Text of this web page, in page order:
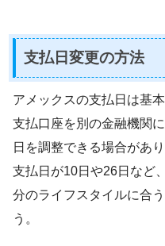
支払日変更の方法
アメックスの支払日は基
支払口座を別の金融機関
日を調整できる場合があ
支払日が10日や26日など
分のライフスタイルに合
う。